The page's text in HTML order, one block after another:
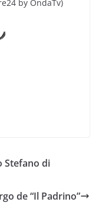
by OndaTv)
Stefano di
de “Il Padrino”